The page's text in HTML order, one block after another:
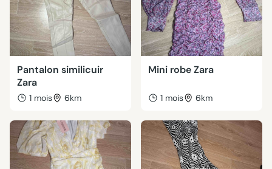
Pantalon similicuir
Zara
1 mois 6km
Mini robe Zara
1 mois 6km